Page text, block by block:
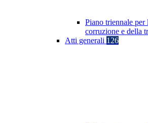
Piano triennale per
corruzione e della
Atti generali 126